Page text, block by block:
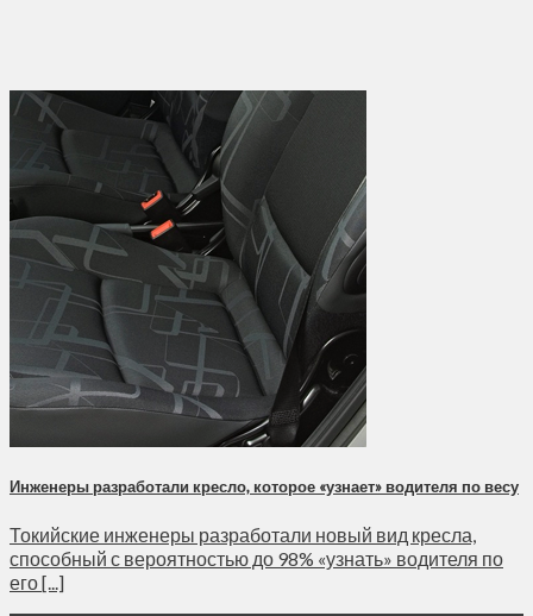
Инженеры разработали кресло, которое «узнает» водителя по весу
Токийские инженеры разработали новый вид кресла,
способный с вероятностью до 98% «узнать» водителя по
его [...]